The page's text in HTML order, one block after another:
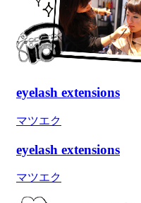
eyelash extensions
マツエク
eyelash extensions
マツエク